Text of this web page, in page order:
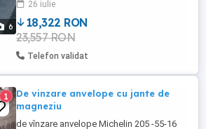
6
foarte bine și este întreținută schimbat
totul la timp ulei,discuri ...
26 iulie
18,322 RON
23,557 RON
Telefon validat
1
De vinzare anvelope cu jante de
magneziu
de vînzare anvelope Michelin 205 -55-16